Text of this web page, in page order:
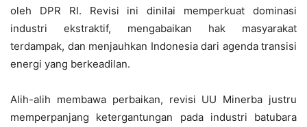
oleh DPR RI. Revisi ini dinilai memperkuat dominasi
industri ekstraktif, mengabaikan hak masyarakat
terdampak, dan menjauhkan Indonesia dari agenda transisi
energi yang berkeadilan.
Alih-alih membawa perbaikan, revisi UU Minerba justru
memperpanjang ketergantungan pada industri batubara